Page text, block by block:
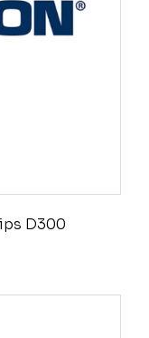
D300